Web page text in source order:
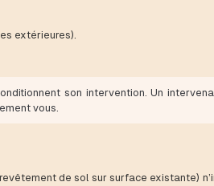
extérieures).
son intervention. Un
vous.
de sol sur surface existante)